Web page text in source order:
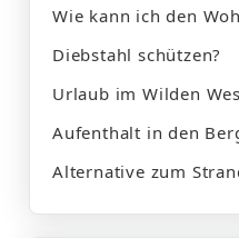
Wie kann ich den
Diebstahl schützen?
Urlaub im Wilden
Aufenthalt in den
Alternative zum